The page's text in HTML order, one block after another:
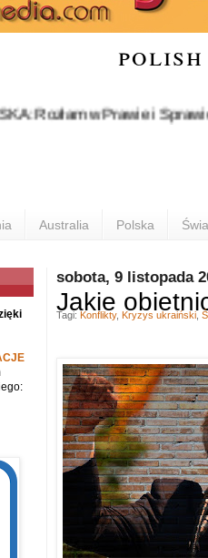
w Prawie i
Australia Polska
sobota, 9 listopada
Jakie
Tagi: Konflikty, Kryzys ukraiński